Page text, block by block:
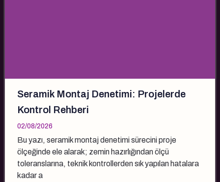
Seramik Montaj Denetimi: Projelerde
Kontrol Rehberi
02/08/2026
Bu yazı, seramik montaj denetimi sürecini proje
ölçeğinde ele alarak; zemin hazırlığından ölçü
toleranslarına, teknik kontrollerden sık yapılan hatalara
kadar a